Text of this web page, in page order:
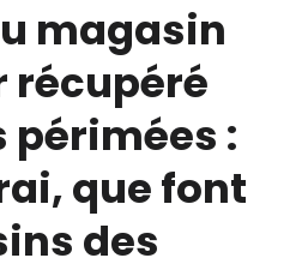
magasin
récupéré
périmées :
que font
des